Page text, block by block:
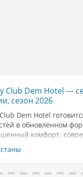
Club Dem Hotel —
сезон 2026
Dem Hotel
в обновлённом
комфорт,
спокойного
популярным
отель в…